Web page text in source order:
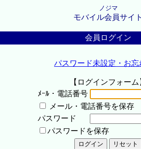
ノジマ
モバイル会員サイト
会員ログイン
パスワード未設定・お忘
【ログインフォーム
ﾒｰﾙ・電話番号
メール・電話番号を保存
パスワード
パスワードを保存